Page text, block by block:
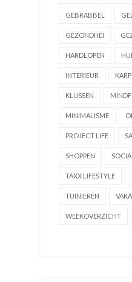
GEBRABBEL
GEZONDHEI
HARDLOPEN
INTERIEUR
KLUSSEN
MINIMALISME
PROJECT LIFE
SHOPPEN
TAXX LIFESTYLE
TUINIEREN
WEEKOVERZICHT